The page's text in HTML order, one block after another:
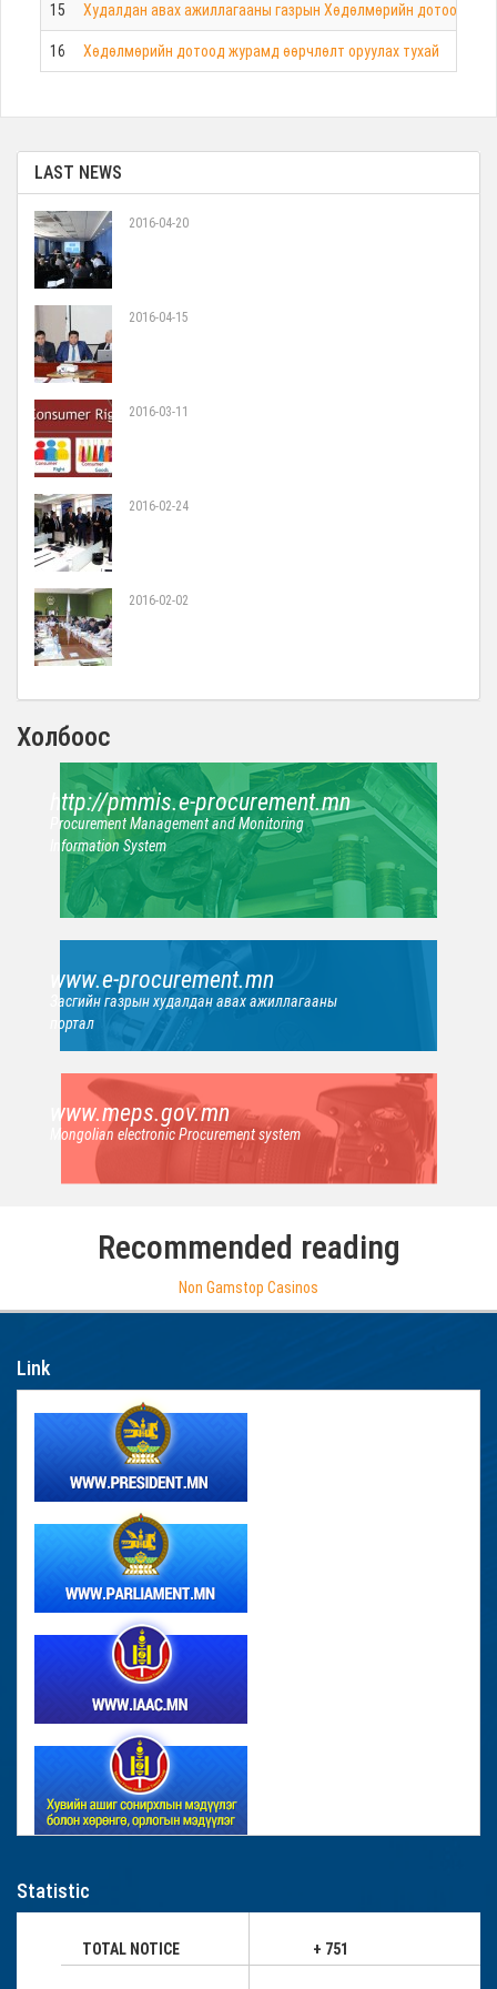
15 Худалдан авах ажиллагааны газрын Хөдөлмөрийн дотоод
16 Хөдөлмөрийн дотоод журамд өөрчлөлт оруулах тухай
LAST NEWS
2016-04-20
2016-04-15
2016-03-11
2016-02-24
2016-02-02
Холбоос
http://pmmis.e-procurement.mn
Procurement Management and Monitoring
Information System
www.e-procurement.mn
Засгийн газрын худалдан авах ажиллагааны
портал
www.meps.gov.mn
Mongolian electronic Procurement system
Recommended reading
Non Gamstop Casinos
Link
Statistic
TOTAL NOTICE + 751